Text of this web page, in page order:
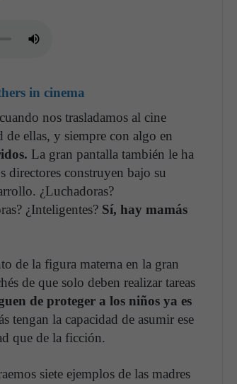
in cinema
nos trasladamos al cine
ellas, y siempre con algo en
La gran pantalla también le ha
directores construyen bajo su
¿Luchadoras?
¿Inteligentes? Sí, hay mamás
de la figura materna en la gran
de que solo deben realizar tareas
de proteger a los niños ya es
tengan la capacidad de asumir ese
que de la ficción.
siete ejemplos de las madres